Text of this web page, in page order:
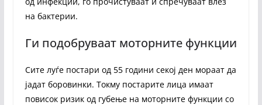
на бактерии.
Ги подобруваат моторните функции
Сите луѓе постари од 55 години секој ден мораат да
јадат боровинки. Токму постарите лица имаат
повисок ризик од губење на моторните функции со